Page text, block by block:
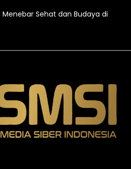
Menebar Sehat dan Budaya di